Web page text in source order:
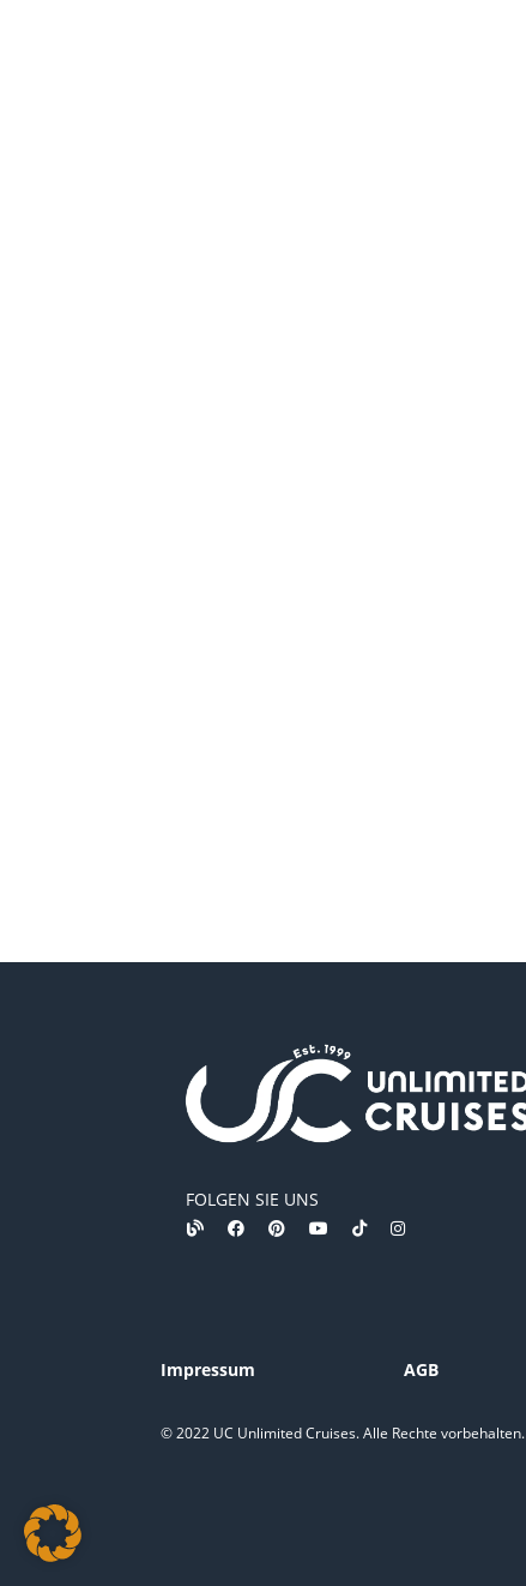
FOLGEN SIE UNS
Impressum AGB
© 2022 UC Unlimited Cruises. Alle Rechte vorbehalten.